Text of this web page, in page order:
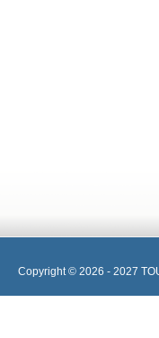
Copyright © 2026 - 2027